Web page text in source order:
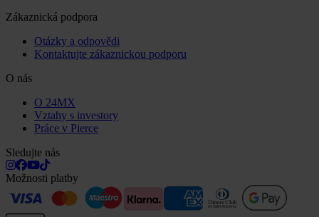
Zákaznická podpora
Otázky a odpovědi
Kontaktujte zákaznickou podporu
O nás
O 24MX
Vztahy s investory
Práce v Pierce
Sledujte nás
Možnosti platby